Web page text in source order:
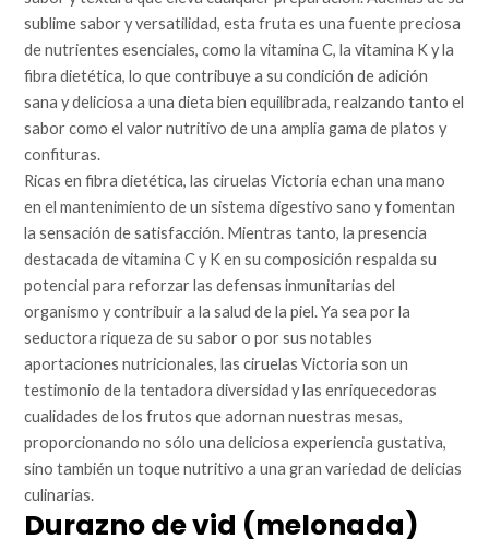
sublime sabor y versatilidad, esta fruta es una fuente preciosa
de nutrientes esenciales, como la vitamina C, la vitamina K y la
fibra dietética, lo que contribuye a su condición de adición
sana y deliciosa a una dieta bien equilibrada, realzando tanto el
sabor como el valor nutritivo de una amplia gama de platos y
confituras.
Ricas en fibra dietética, las ciruelas Victoria echan una mano
en el mantenimiento de un sistema digestivo sano y fomentan
la sensación de satisfacción. Mientras tanto, la presencia
destacada de vitamina C y K en su composición respalda su
potencial para reforzar las defensas inmunitarias del
organismo y contribuir a la salud de la piel. Ya sea por la
seductora riqueza de su sabor o por sus notables
aportaciones nutricionales, las ciruelas Victoria son un
testimonio de la tentadora diversidad y las enriquecedoras
cualidades de los frutos que adornan nuestras mesas,
proporcionando no sólo una deliciosa experiencia gustativa,
sino también un toque nutritivo a una gran variedad de delicias
culinarias.
Durazno de vid (melonada)